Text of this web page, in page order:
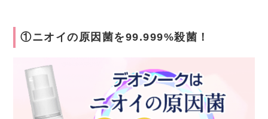
①ニオイの原因菌を99.999%殺菌！